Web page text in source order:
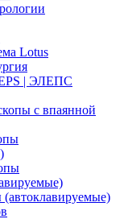
Lotus
| ЭЛЕПС
с впаянной